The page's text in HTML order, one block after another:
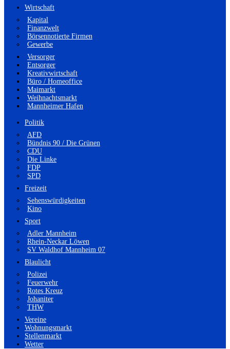
Wirtschaft
Kapital
Finanzwelt
Börsennotierte Firmen
Gewerbe
Versorger
Entsorger
Kreativwirtschaft
Büro / Homeoffice
Maimarkt
Weihnachtsmarkt
Mannheimer Hafen
Politik
AFD
Bündnis 90 / Die Grünen
CDU
Die Linke
FDP
SPD
Freizeit
Sehenswürdigkeiten
Kino
Sport
Adler Mannheim
Rhein-Neckar Löwen
SV Waldhof Mannheim 07
Blaulicht
Polizei
Feuerwehr
Rotes Kreuz
Johaniter
THW
Vereine
Wohnungsmarkt
Stellenmarkt
Wetter